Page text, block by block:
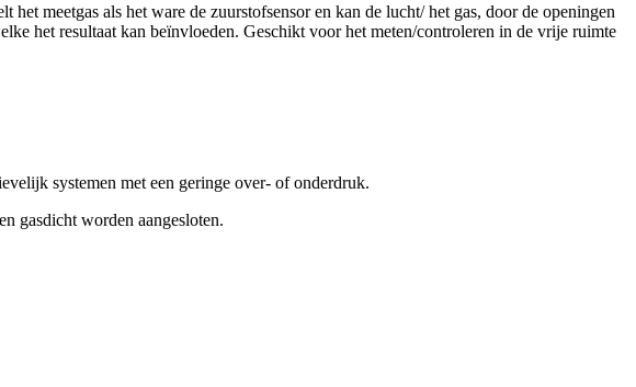
meetgas als het ware de zuurstofsensor en kan de lucht/ het gas, door de openingen
het resultaat kan beïnvloeden. Geschikt voor het meten/controleren in de vrije ruimte
systemen met een geringe over- of onderdruk.
gasdicht worden aangesloten.